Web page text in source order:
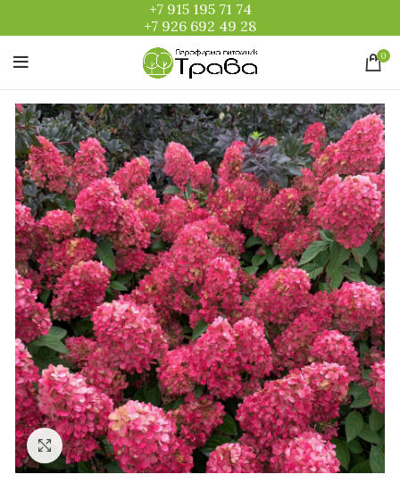
+7 915 195 71 74
+7 926 692 49 28
0
Увеличить